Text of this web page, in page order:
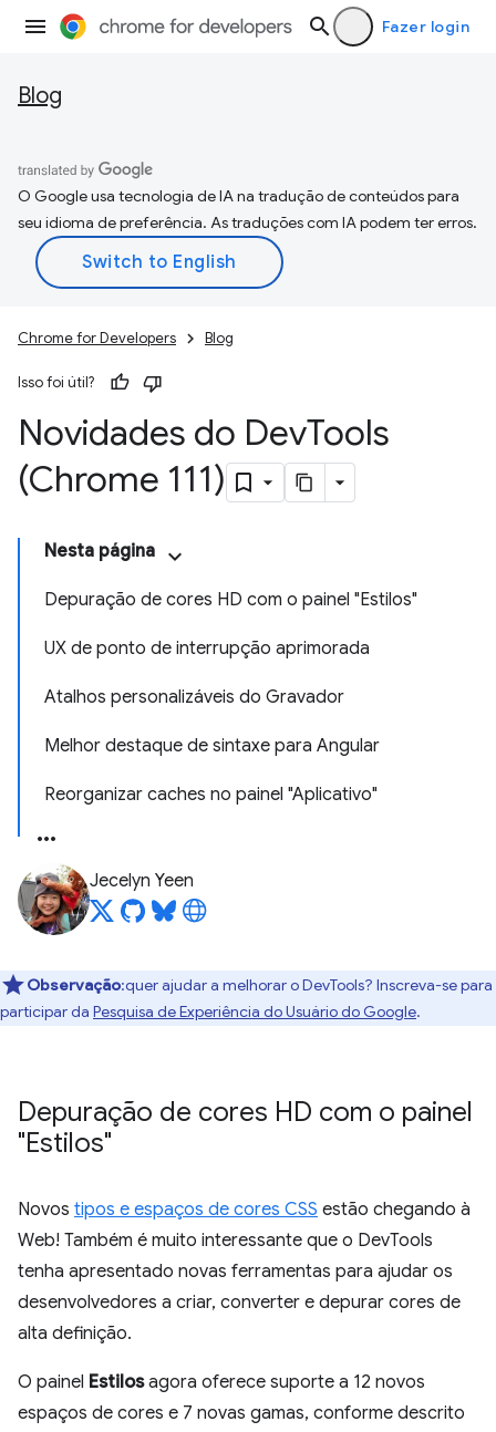
Fazer login
Blog
O Google usa tecnologia de IA na tradução de conteúdos para
seu idioma de preferência. As traduções com IA podem ter erros.
Chrome for Developers Blog
Isso foi útil?
Novidades do DevTools
(Chrome 111)
Nesta página
Depuração de cores HD com o painel "Estilos"
UX de ponto de interrupção aprimorada
Atalhos personalizáveis do Gravador
Melhor destaque de sintaxe para Angular
Reorganizar caches no painel "Aplicativo"
Jecelyn Yeen
Observação:quer ajudar a melhorar o DevTools? Inscreva-se para
participar da Pesquisa de Experiência do Usuário do Google.
Depuração de cores HD com o painel
"Estilos"
Novos tipos e espaços de cores CSS estão chegando à
Web! Também é muito interessante que o DevTools
tenha apresentado novas ferramentas para ajudar os
desenvolvedores a criar, converter e depurar cores de
alta definição.
O painel Estilosagora oferece suporte a 12 novos
espaços de cores e 7 novas gamas, conforme descrito